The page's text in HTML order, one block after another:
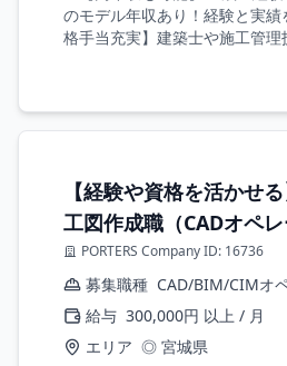
のモデル年収あり！経験と実
格手当充実】建築士や施工管理
【経験や資格を活かせ
工図作成職（CADオペレ
PORTERS Company ID: 16736
募集職種 CAD/BIM/CIMオ
給与 300,000円 以上 / 月
エリア ◎ 宮城県